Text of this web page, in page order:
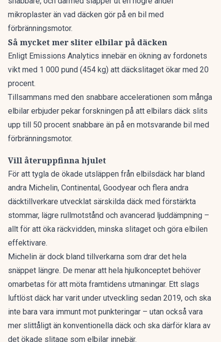
mikroplaster än vad däcken gör på en bil med
förbränningsmotor.
Så mycket mer sliter elbilar på däcken
Enligt Emissions Analytics innebär en ökning av fordonets
vikt med 1 000 pund (454 kg) att däckslitaget ökar med 20
procent.
Tillsammans med den snabbare accelerationen som många
elbilar erbjuder pekar forskningen på att elbilars däck slits
upp till 50 procent snabbare än på en motsvarande bil med
förbränningsmotor.
Vill återuppfinna hjulet
För att tygla de ökade utsläppen från elbilsdäck har bland
andra Michelin, Continental, Goodyear och flera andra
däcktillverkare utvecklat särskilda däck med förstärkta
stommar, lägre rullmotstånd och avancerad ljuddämpning –
allt för att öka räckvidden, minska slitaget och göra elbilen
effektivare.
Michelin är dock bland tillverkarna som drar det hela
snäppet längre. De menar att hela hjulkonceptet behöver
omarbetas för att möta framtidens utmaningar. Ett slags
luftlöst däck har varit under utveckling sedan 2019, och ska
inte bara vara immunt mot punkteringar – utan också vara
mer slittåligt än konventionella däck och ska därför klara av
det ökade slitage som elbilar innebär.